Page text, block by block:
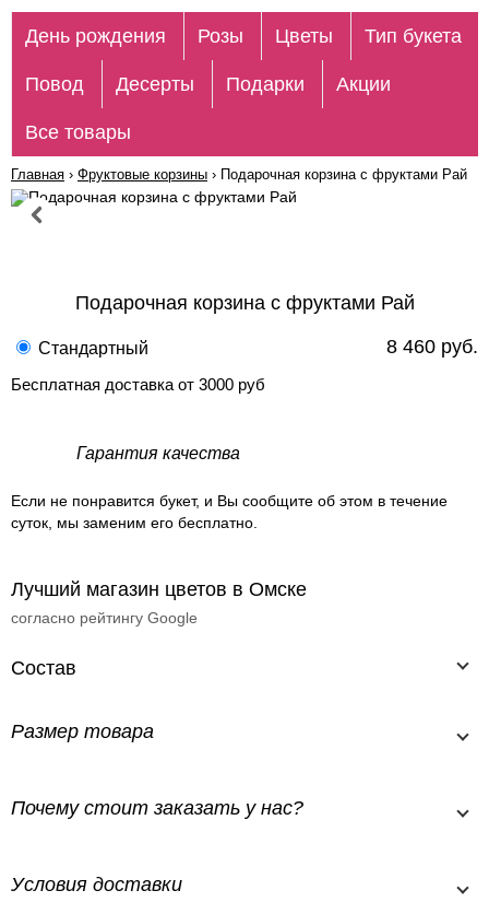
День рождения Розы Цветы Тип букета
Повод Десерты Подарки Акции
Все товары
Главная › Фруктовые корзины › Подарочная корзина с фруктами Рай
Подарочная корзина с фруктами Рай
Стандартный 8 460 руб.
Бесплатная доставка от 3000 руб
Гарантия качества
Если не понравится букет, и Вы сообщите об этом в течение
суток, мы заменим его бесплатно.
Лучший магазин цветов в Омске
согласно рейтингу Google
Состав
Размер товара
Почему стоит заказать у нас?
Условия доставки